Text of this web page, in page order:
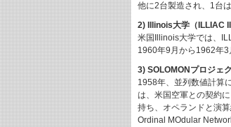
他に2台製造され、1台
2) Illinois大学（ILLIAC II
米国Illinois大学では、
1960年9月から1962年3
3) SOLOMONプロジェ
1958年、並列数値計算
は、米国空軍との契約
持ち、オペランドと演
Ordinal MOdular